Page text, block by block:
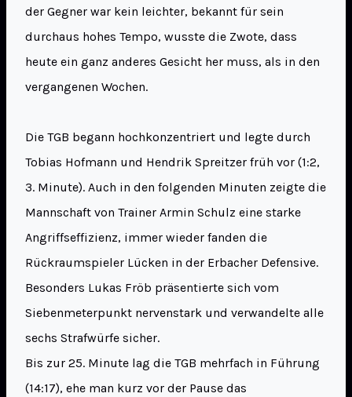
der Gegner war kein leichter, bekannt für sein
durchaus hohes Tempo, wusste die Zwote, dass
heute ein ganz anderes Gesicht her muss, als in den
vergangenen Wochen.
Die TGB begann hochkonzentriert und legte durch
Tobias Hofmann und Hendrik Spreitzer früh vor (1:2,
3. Minute). Auch in den folgenden Minuten zeigte die
Mannschaft von Trainer Armin Schulz eine starke
Angriffseffizienz, immer wieder fanden die
Rückraumspieler Lücken in der Erbacher Defensive.
Besonders Lukas Fröb präsentierte sich vom
Siebenmeterpunkt nervenstark und verwandelte alle
sechs Strafwürfe sicher.
Bis zur 25. Minute lag die TGB mehrfach in Führung
(14:17), ehe man kurz vor der Pause das